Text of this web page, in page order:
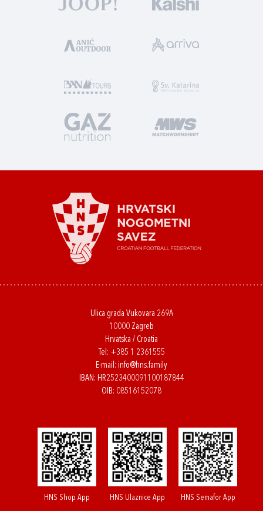
Ulica grada Vukovara 269A
10000 Zagreb
Hrvatska / Croatia
Tel: +385 1 2361555
E-mail: info@hns.family
IBAN: HR2523400091100187844
OIB: 08516152078
HNS Shop App HNS Ulaznice App HNS Semafor App